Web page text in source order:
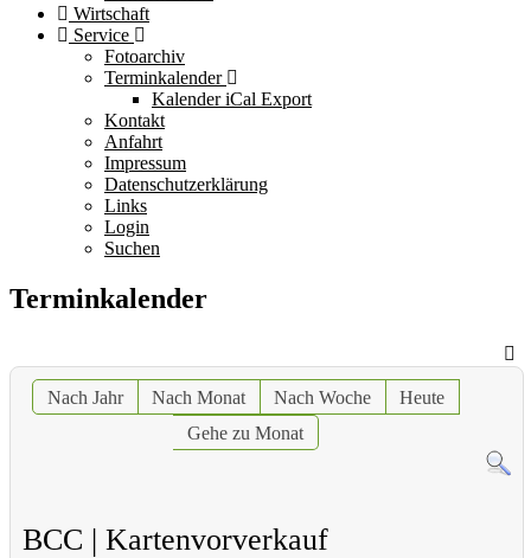
Wirtschaft
Service
Fotoarchiv
Terminkalender
Kalender iCal Export
Kontakt
Anfahrt
Impressum
Datenschutzerklärung
Links
Login
Suchen
Terminkalender
Nach Jahr Nach Monat Nach Woche
Heute
Gehe zu Monat
BCC | Kartenvorverkauf